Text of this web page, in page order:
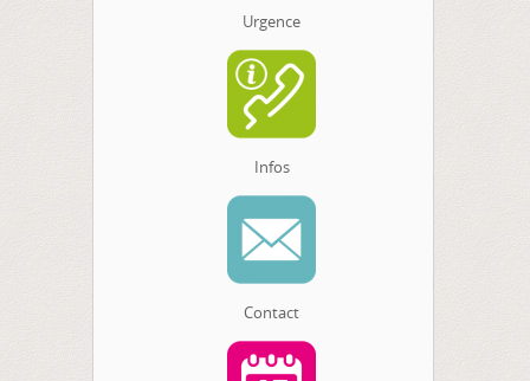
Urgence
Infos
Contact